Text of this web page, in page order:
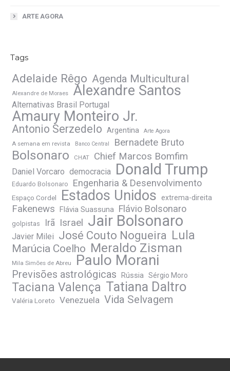
ARTE AGORA
Tags
Adelaide Rêgo Agenda Multicultural
Alexandre de Moraes Alexandre Santos
Alternativas Brasil Portugal
Amaury Monteiro Jr.
Antonio Serzedelo Argentina Arte Agora
A semana em revista Banco Central Bernadete Bruto
Bolsonaro CHAT Chief Marcos Bomfim
Daniel Vorcaro democracia Donald Trump
Eduardo Bolsonaro Engenharia & Desenvolvimento
Espaço Cordel Estados Unidos extrema-direita
Fakenews Flávia Suassuna Flávio Bolsonaro
golpistas Irã Israel Jair Bolsonaro
Javier Milei José Couto Nogueira Lula
Marúcia Coelho Meraldo Zisman
Mila Simões de Abreu Paulo Morani
Previsões astrológicas Rússia Sérgio Moro
Taciana Valença Tatiana Daltro
Valéria Loreto Venezuela Vida Selvagem